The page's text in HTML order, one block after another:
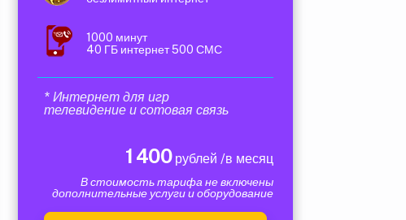
1000 минут
40 ГБ интернет 500 СМС
* Интернет для игр
телевидение и сотовая связь
1 400рублей /в месяц
В стоимость тарифа не включены
дополнительные услуги и оборудование